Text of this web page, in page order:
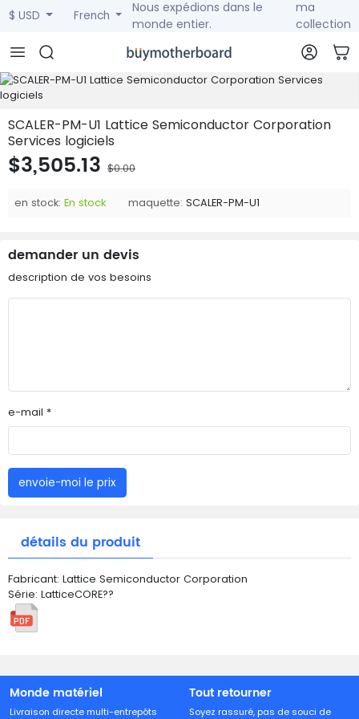
$ USD French
Nous expédions dans le
monde entier.
ma
collection
SCALER-PM-U1 Lattice Semiconductor Corporation
Services logiciels
$3,505.13 $0.00
en stock: En stock maquette: SCALER-PM-U1
demander un devis
description de vos besoins
e-mail *
envoie-moi le prix
détails du produit
Fabricant: Lattice Semiconductor Corporation
Série: LatticeCORE??
Monde matériel
Livraison directe multi-entrepôts
Tout retourner
Soyez rassuré, pas de souci de